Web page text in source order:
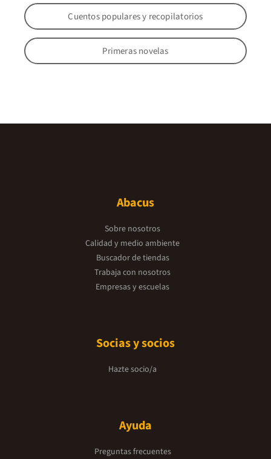
Cuentos populares y recopilatorios
Primeras novelas
Abacus
Sobre nosotros
Calidad y medio ambiente
Buscador de tiendas
Trabaja con nosotros
Empresas y escuelas
Socias y socios
Hazte socio/a
Ayuda
Preguntas frecuentes